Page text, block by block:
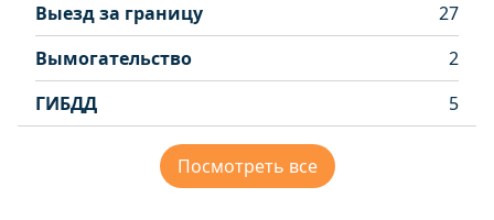
Выезд за границу
27
Вымогательство
2
ГИБДД
5
Посмотреть все